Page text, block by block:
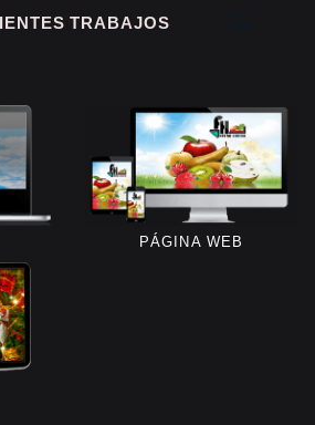
TRABAJOS
COMERCIO ONLINE
EMPRESAS
PÁGINA WEB